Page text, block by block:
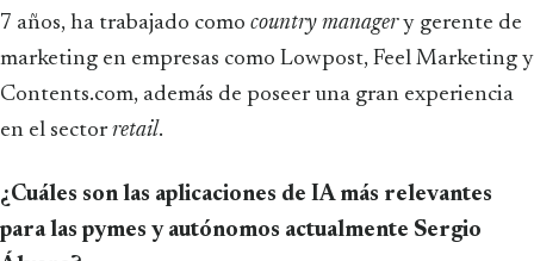
7 años, ha trabajado como country managery gerente de
marketing en empresas como Lowpost, Feel Marketing y
Contents.com, además de poseer una gran experiencia
en el sectorretail.
¿Cuáles son las aplicaciones de IA más relevantes
para las pymes y autónomos actualmente Sergio